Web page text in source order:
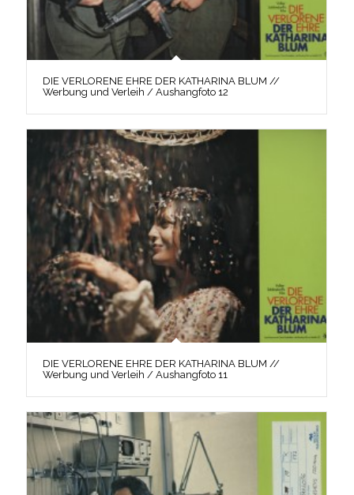
DIE VERLORENE EHRE DER KATHARINA BLUM //
Werbung und Verleih / Aushangfoto 12
DIE VERLORENE EHRE DER KATHARINA BLUM //
Werbung und Verleih / Aushangfoto 11